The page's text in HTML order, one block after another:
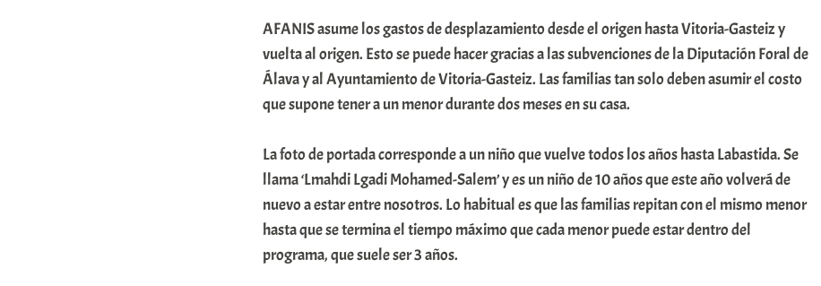
AFANIS asume los gastos de desplazamiento desde el origen hasta Vitoria-Gasteiz y
vuelta al origen. Esto se puede hacer gracias a las subvenciones de la Diputación Foral de
Álava y al Ayuntamiento de Vitoria-Gasteiz. Las familias tan solo deben asumir el costo
que supone tener a un menor durante dos meses en su casa.
La foto de portada corresponde a un niño que vuelve todos los años hasta Labastida. Se
llama ‘Lmahdi Lgadi Mohamed-Salem’ y es un niño de 10 años que este año volverá de
nuevo a estar entre nosotros. Lo habitual es que las familias repitan con el mismo menor
hasta que se termina el tiempo máximo que cada menor puede estar dentro del
programa, que suele ser 3 años.